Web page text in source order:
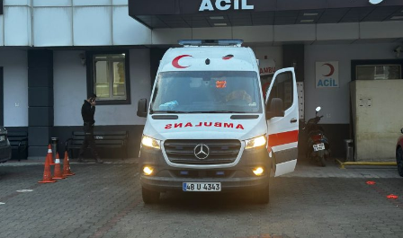
WhatsApp
İhbar Hattı
Facebook
KÜNYE